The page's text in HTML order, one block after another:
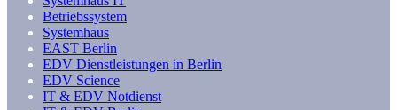
Betriebssystem
Systemhaus
EAST Berlin
EDV Dienstleistungen in Berlin
EDV Science
IT & EDV Notdienst